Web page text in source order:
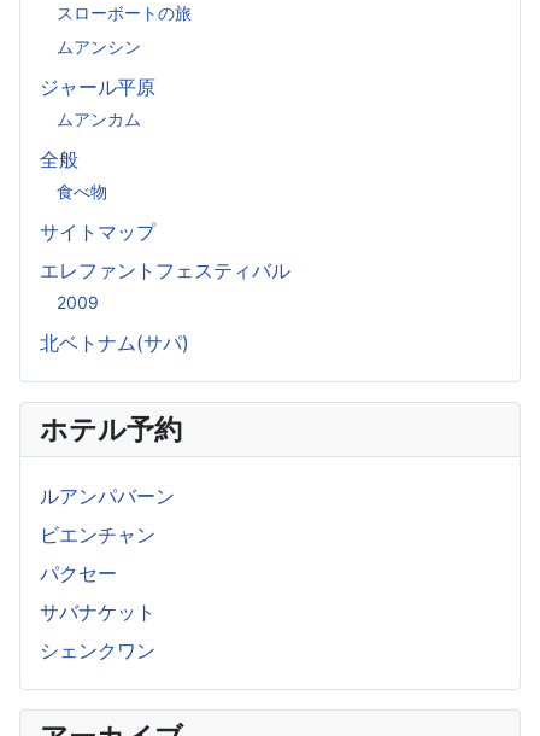
スローボートの旅
ムアンシン
ジャール平原
ムアンカム
全般
食べ物
サイトマップ
エレファントフェスティバル
2009
北ベトナム(サパ)
ホテル予約
ルアンパバーン
ビエンチャン
パクセー
サバナケット
シェンクワン